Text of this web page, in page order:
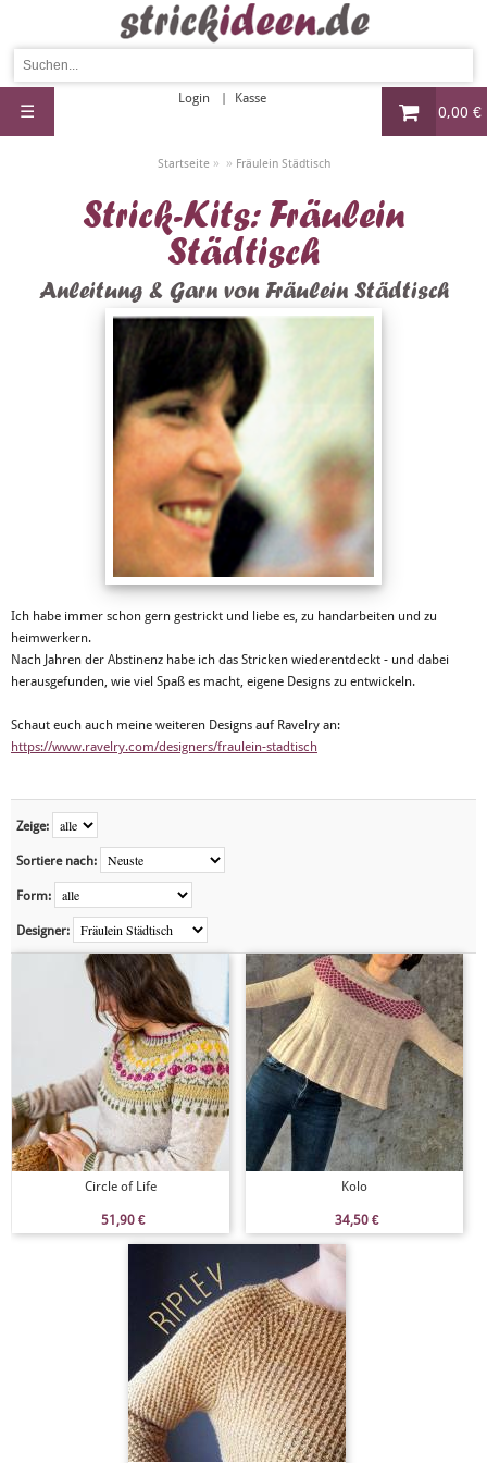
0,00 €
Login Kasse
☰
Startseite» » Fräulein Städtisch
Strick-Kits: Fräulein
Städtisch
Anleitung & Garn von Fräulein Städtisch
Ich habe immer schon gern gestrickt und liebe es, zu handarbeiten und zu
heimwerkern.
Nach Jahren der Abstinenz habe ich das Stricken wiederentdeckt - und dabei
herausgefunden, wie viel Spaß es macht, eigene Designs zu entwickeln.
Schaut euch auch meine weiteren Designs auf Ravelry an:
https://www.ravelry.com/designers/fraulein-stadtisch
Zeige:
Sortiere nach:
Form:
Designer:
Circle of Life
51,90 €
Kolo
34,50 €